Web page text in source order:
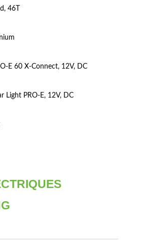
46T
E 60 X-Connect, 12V, DC
Light PRO-E, 12V, DC